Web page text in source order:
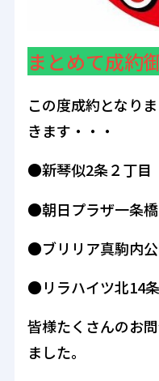
まとめて成約
この度成約となり
きます・・・
●新琴似2条２丁
●朝日プラザ一条
●ブリリア真駒内
●リラハイツ北14
皆様たくさんのお
ました。